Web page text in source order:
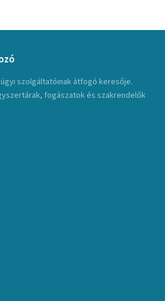
szolgáltatóinak átfogó keresője.
fogászatok és szakrendelők